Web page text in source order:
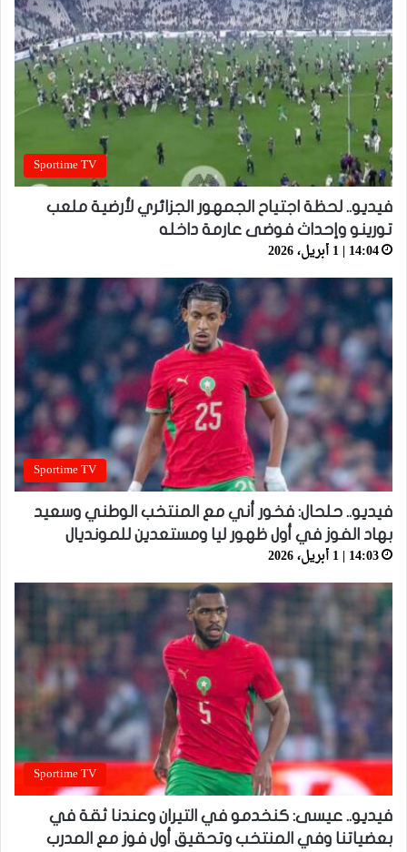
Sportime TV
فيديو.. لحظة اجتياح الجمهور الجزائري لأرضية ملعب
تورينو وإحداث فوضى عارمة داخله
14:04 | 1 أبريل، 2026
Sportime TV
فيديو.. حلحال: فخور أني مع المنتخب الوطني وسعيد
بهاد الفوز في أول ظهور ليا ومستعدين للمونديال
14:03 | 1 أبريل، 2026
Sportime TV
فيديو.. عيسى: كنخدمو في التيران وعندنا ثقة في
بعضياتنا وفي المنتخب وتحقيق أول فوز مع المدرب